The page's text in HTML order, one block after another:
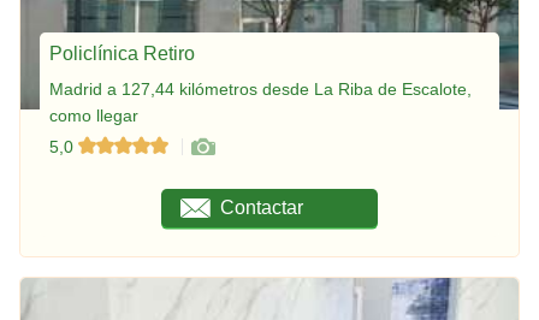
Policlínica Retiro
Madrid a 127,44 kilómetros desde La Riba de Escalote,
como llegar
5,0
Contactar